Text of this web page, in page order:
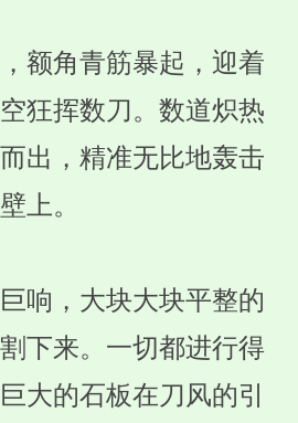
额角青筋暴起，迎着
狂挥数刀。数道炽热
出，精准无比地轰击
上。
响，大块大块平整的
下来。一切都进行得
大的石板在刀风的引